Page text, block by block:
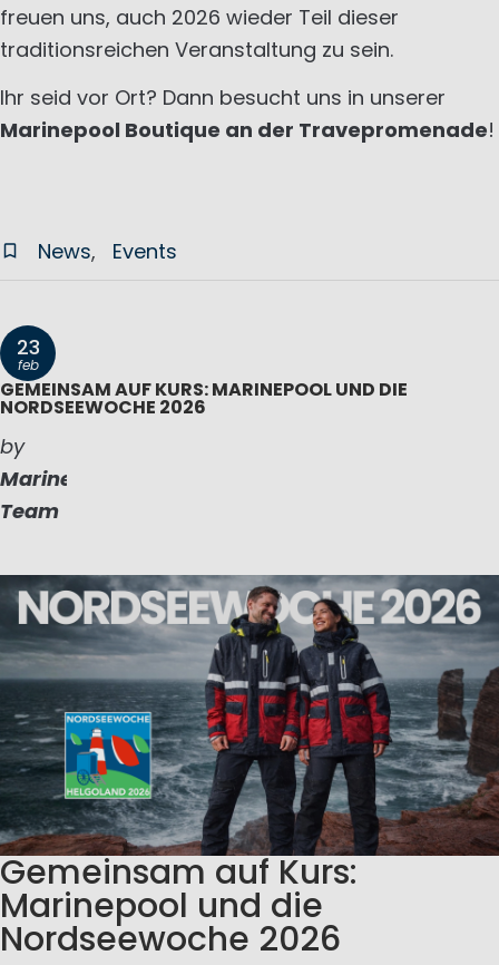
freuen uns, auch 2026 wieder Teil dieser
traditionsreichen Veranstaltung zu sein.
Ihr seid vor Ort? Dann besucht uns in unserer
Marinepool Boutique an der Travepromenade!
News Events
23
feb
GEMEINSAM AUF KURS: MARINEPOOL UND DIE
NORDSEEWOCHE 2026
by
Marinepool
Team
Gemeinsam auf Kurs:
Marinepool und die
Nordseewoche 2026